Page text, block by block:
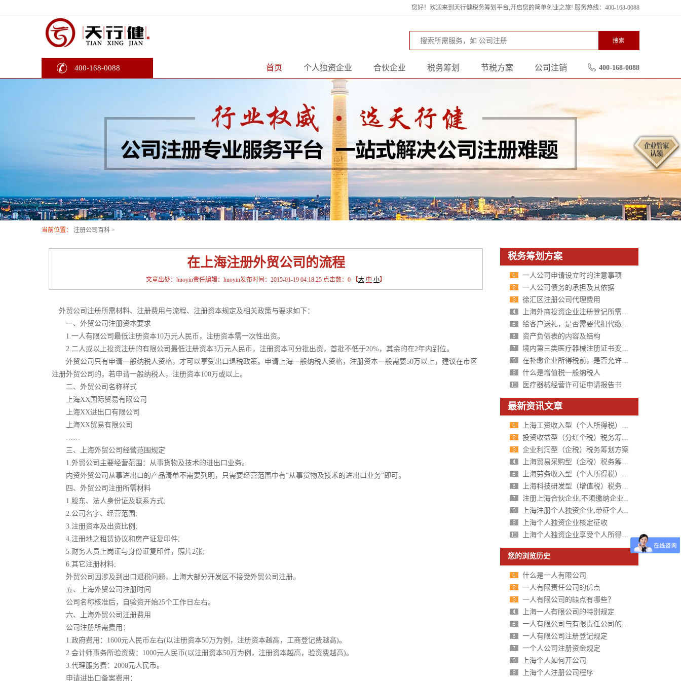
您好！欢迎来到天行健税务筹划平台,开启您的简单创业之旅! 服务热线：400-168-0088
搜索
400-168-0088 400-168-0088
公司注销
节税方案
税务筹划
合伙企业
个人独资企业
首页
当前位置： 注册公司百科 >
在上海注册外贸公司的流程
文章出处：huoyin责任编辑：huoyin发布时间：2015-01-19 04:18:25 点击数： 0 【大 中 小】
外贸公司注册所需材料、注册费用与流程、注册资本规定及相关政策与要求如下：
一、外贸公司注册资本要求
1.一人有限公司最低注册资本10万元人民币，注册资本需一次性出资。
2.二人或以上投资注册的有限公司最低注册资本3万元人民币，注册资本可分批出资，首批不低于20%，其余的在2年内到位。
外贸公司只有申请一般纳税人资格，才可以享受出口退税政策。申请上海一般纳税人资格，注册资本一般需要50万以上，建议在市区
注册外贸公司的，若申请一般纳税人，注册资本100万或以上。
二、外贸公司名称样式
上海XX国际贸易有限公司
上海XX进出口有限公司
上海XX贸易有限公司
……
三、上海外贸公司经营范围规定
1.外贸公司主要经营范围：从事货物及技术的进出口业务。
内资外贸公司从事进出口的产品清单不需要列明，只需要经营范围中有“从事货物及技术的进出口业务”即可。
四、外贸公司注册所需材料
1.股东、法人身份证及联系方式;
2.公司名字、经营范围;
3.注册资本及出资比例;
4.注册地之租赁协议和房产证复印件;
5.财务人员上岗证与身份证复印件，照片2张;
6.其它注册材料;
外贸公司因涉及到出口退税问题，上海大部分开发区不接受外贸公司注册。
五、上海外贸公司注册时间
公司名称核准后，自验资开始25个工作日左右。
六、上海外贸公司注册费用
公司注册所需费用：
1.政府费用：1600元人民币左右(以注册资本50万为例，注册资本越高，工商登记费越高)。
2.会计师事务所验资费：1000元人民币(以注册资本50万为例，注册资本越高，验资费越高)。
3.代理服务费：2000元人民币。
申请进出口备案费用：
税务筹划方案
一人公司申请设立时的注意事项
一人公司债务的承担及其依据
徐汇区注册公司代理费用
上海外商投资企业注册登记所需材料
给客户送礼，是否需要代扣代缴个人所得税？
资产负债表的内容及结构
境内第三类医疗器械注册证书变更审批
在补缴企业所得税前，是否允许弥补以前年度的亏损？
什么是增值税一般纳税人
医疗器械经营许可证申请报告书
最新资讯文章
上海工资收入型（个人所得税）税务筹划方案
投资收益型（分红个税）税务筹划方案
企业利润型（企税）税务筹划方案
上海贸易采购型（企税）税务筹划方案
上海劳务收入型（个人所得税）税务筹划方案
上海科技研发型（增值税）税务筹划方案
注册上海合伙企业,不须缴纳企业所得税,个人所得税核定征收
上海注册个人独资企业,带征个人所得税,财政税收返还扶持40%-50%
上海个人独资企业核定征收
上海个人独资企业享受个人所得税核定征收
您的浏览历史
什么是一人有限公司
一人有限责任公司的优点
一人有限公司的缺点有哪些？
上海一人有限公司的特别规定
一人有限公司与有限责任公司的区别分析
一人有限公司注册登记规定
一个人公司注册资金规定
上海个人如何开公司
上海个人注册公司程序